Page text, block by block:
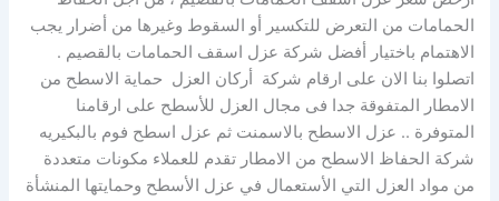
الحمامات من التعرض للتكسير أو السقوط وغيرها من أضرار يجب
الاهتمام باختيار أفضل شركة عزل اسقف الحمامات بالقصيم .
اتصلوا بنا الان على ارقام شركة أركان العزل حماية الاسطح من
الامطار المتفوقة جدا فى مجال العزل للأسطح على ارقامنا
المتوفرة .. عزل الاسطح بالاسمنت ثم عزل اسطح فوم بالبكيريه
شركة الحفاظ الاسطح من الامطار تقدم للعملاء مكونات متعددة
من مواد العزل التي الأستعمال في عزل الأسطح وحمايتها المنشأة